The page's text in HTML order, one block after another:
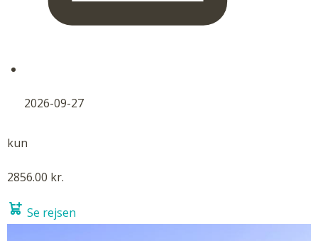
2026-09-27
kun
2856.00 kr.
Se rejsen